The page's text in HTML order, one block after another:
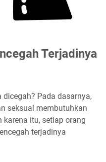
Terjadinya
Pada dasarnya,
seksual membutuhkan
karena itu, setiap orang
terjadinya